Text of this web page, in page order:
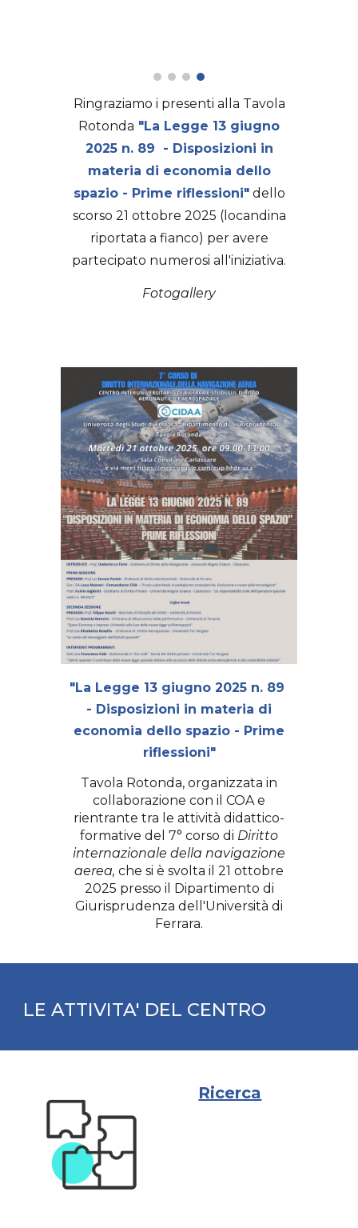
Ringraziamo i presenti alla Tavola
Rotonda "La Legge 13 giugno
2025 n. 89 - Disposizioni in
materia di economia dello
spazio - Prime riflessioni" dello
scorso 21 ottobre 2025 (locandina
riportata a fianco) per avere
partecipato numerosi all'iniziativa.
Fotogallery
"La Legge 13 giugno 2025 n. 89
- Disposizioni in materia di
economia dello spazio - Prime
riflessioni"
Tavola Rotonda, organizzata in
collaborazione con il COA e
rientrante tra le attività didattico-
formative del 7° corso di Diritto
internazionale della navigazione
aerea, che si è svolta il 21 ottobre
2025 presso il Dipartimento di
Giurisprudenza dell'Università di
Ferrara.
LE ATTIVITA' DEL CENTRO
Ricerca